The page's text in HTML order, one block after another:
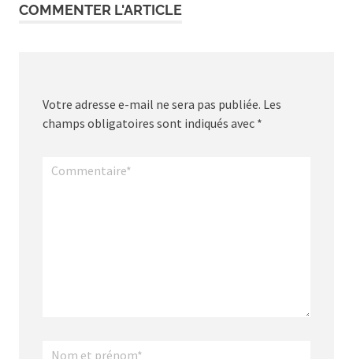
COMMENTER L'ARTICLE
Votre adresse e-mail ne sera pas publiée. Les
champs obligatoires sont indiqués avec *